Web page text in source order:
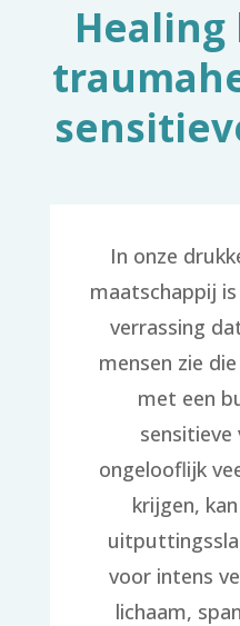
In onze
maatschappij
verrassing
mensen zie
met een
sensitieve
ongelooflijk
krijgen,
voor intens
lichaam,